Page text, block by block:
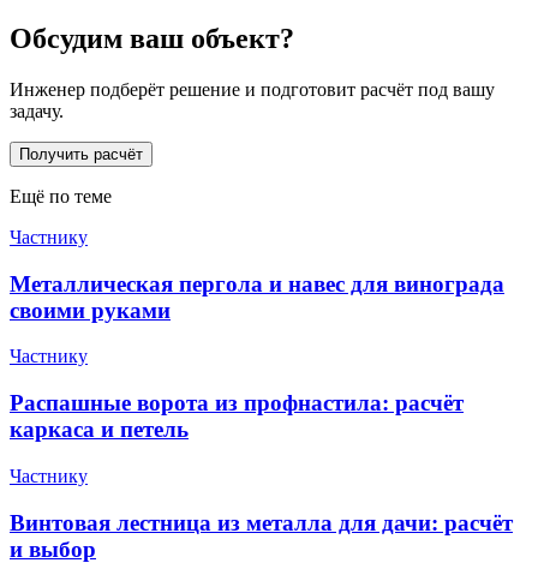
Обсудим ваш объект?
Инженер подберёт решение и подготовит расчёт под вашу
задачу.
Получить расчёт
Ещё по теме
Частнику
Металлическая пергола и навес для винограда
своими руками
Частнику
Распашные ворота из профнастила: расчёт
каркаса и петель
Частнику
Винтовая лестница из металла для дачи: расчёт
и выбор